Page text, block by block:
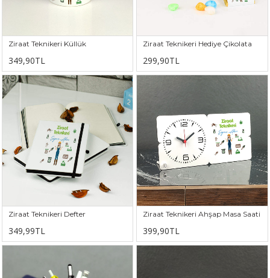
Ziraat Teknikeri Küllük
349,90TL
Ziraat Teknikeri Hediye Çikolata
299,90TL
Ziraat Teknikeri Defter
349,99TL
Ziraat Teknikeri Ahşap Masa Saati
399,90TL